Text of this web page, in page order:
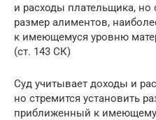
и расходы плательщика, но
размер алиментов,
к имеющемуся уровню
(ст. 143 СК)
Суд учитывает доходы и
но стремится установить
приближенный к